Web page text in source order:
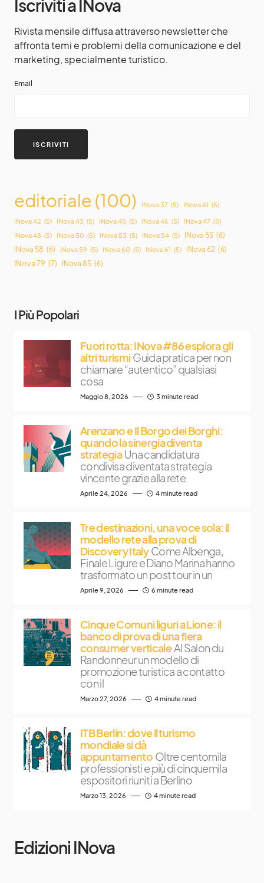
Iscriviti a INova
Rivista mensile diffusa attraverso newsletter che
affronta temi e problemi della comunicazione e del
marketing, specialmente turistico.
Email
editoriale(100) INova 37 (5) INova 41 (5)
INova 42 (5) INova 43 (5) INova 45 (5) INova 46 (5) INova 47 (5)
INova 48 (5) INova 50 (5) INova 53 (5) INova 54 (5) INova 55 (6)
INova 58 (6) INova 59 (5) INova 60 (5) INova 61 (5) INova 62 (6)
INova 79 (7) INova 85 (6)
I Più Popolari
Fuori rotta: INova #86 esplora gli
altri turismi Guida pratica per non
chiamare “autentico” qualsiasi
cosa
Maggio 8, 2026 3 minute read
Arenzano e Il Borgo dei Borghi:
quando la sinergia diventa
strategia Una candidatura
condivisa diventata strategia
vincente grazie alla rete
Aprile 24, 2026 4 minute read
Tre destinazioni, una voce sola: il
modello rete alla prova di
Discovery Italy Come Albenga,
Finale Ligure e Diano Marina hanno
trasformato un post tour in un
Aprile 9, 2026 6 minute read
Cinque Comuni liguri a Lione: il
banco di prova di una fiera
consumer verticale Al Salon du
Randonneur un modello di
promozione turistica a contatto
con il
Marzo 27, 2026 4 minute read
ITB Berlin: dove il turismo
mondiale si dà
appuntamento Oltre centomila
professionisti e più di cinquemila
espositori riuniti a Berlino
Marzo 13, 2026 4 minute read
Edizioni INova